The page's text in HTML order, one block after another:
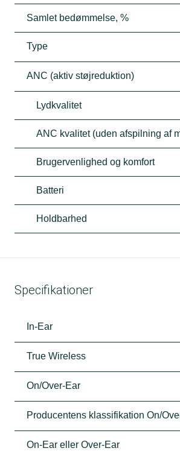
Samlet bedømmelse, %
Type
ANC (aktiv støjreduktion)
Lydkvalitet
ANC kvalitet (uden afspilning af
Brugervenlighed og komfort
Batteri
Holdbarhed
Specifikationer
In-Ear
True Wireless
On/Over-Ear
Producentens klassifikation On/
On-Ear eller Over-Ear